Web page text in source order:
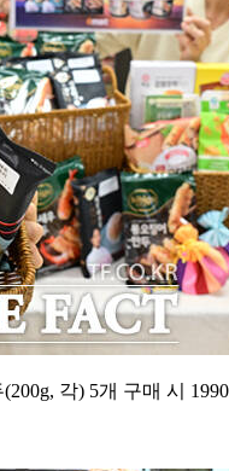
각) 5개 구매 시